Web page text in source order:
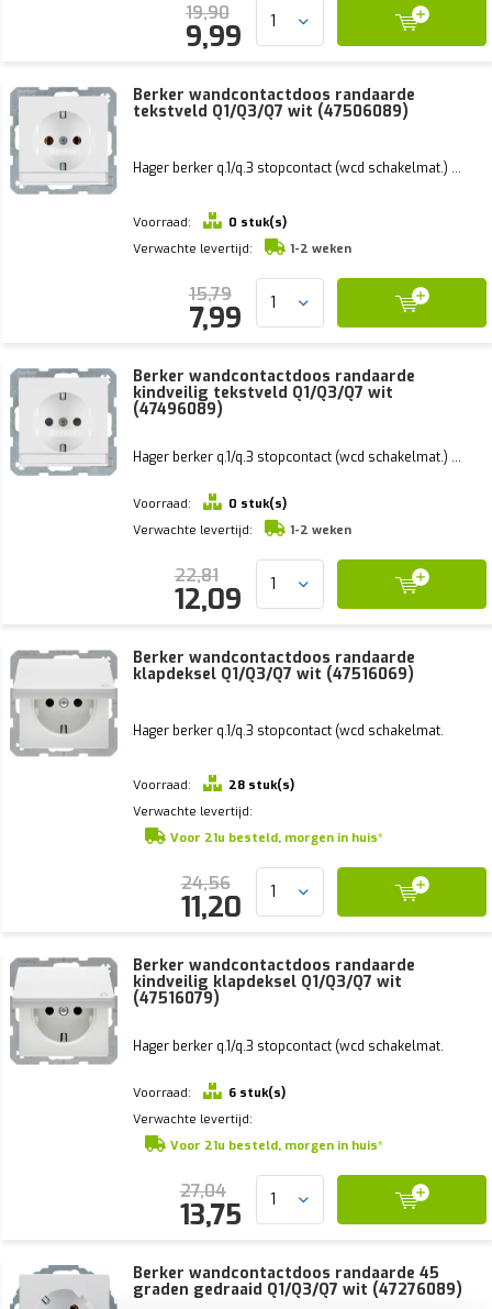
19,90
9,99
Berker wandcontactdoos randaarde
tekstveld Q1/Q3/Q7 wit (47506089)
Hager berker q.1/q.3 stopcontact (wcd schakelmat.) ...
Voorraad:
0 stuk(s)
Verwachte levertijd:
1-2 weken
15,79
7,99
Berker wandcontactdoos randaarde
kindveilig tekstveld Q1/Q3/Q7 wit
(47496089)
Hager berker q.1/q.3 stopcontact (wcd schakelmat.) ...
Voorraad:
0 stuk(s)
Verwachte levertijd:
1-2 weken
22,81
12,09
Berker wandcontactdoos randaarde
klapdeksel Q1/Q3/Q7 wit (47516069)
Hager berker q.1/q.3 stopcontact (wcd schakelmat.
Voorraad:
28 stuk(s)
Verwachte levertijd:
Voor 21u besteld, morgen in huis*
24,56
11,20
Berker wandcontactdoos randaarde
kindveilig klapdeksel Q1/Q3/Q7 wit
(47516079)
Hager berker q.1/q.3 stopcontact (wcd schakelmat.
Voorraad:
6 stuk(s)
Verwachte levertijd:
Voor 21u besteld, morgen in huis*
27,04
13,75
Berker wandcontactdoos randaarde 45
graden gedraaid Q1/Q3/Q7 wit (47276089)